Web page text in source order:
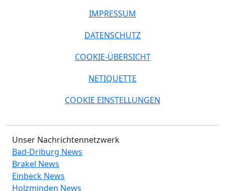
IMPRESSUM
DATENSCHUTZ
COOKIE-ÜBERSICHT
NETIQUETTE
COOKIE EINSTELLUNGEN
Unser Nachrichtennetzwerk
Bad-Driburg News
Brakel News
Einbeck News
Holzminden News